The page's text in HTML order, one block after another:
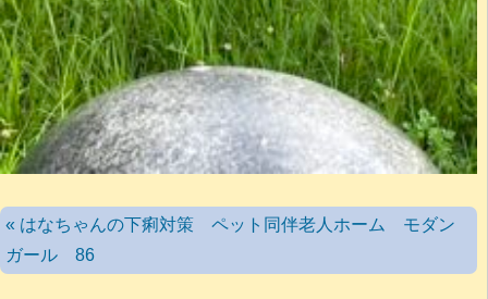
« はなちゃんの下痢対策 ペット同伴老人ホーム モダン
ガール 86